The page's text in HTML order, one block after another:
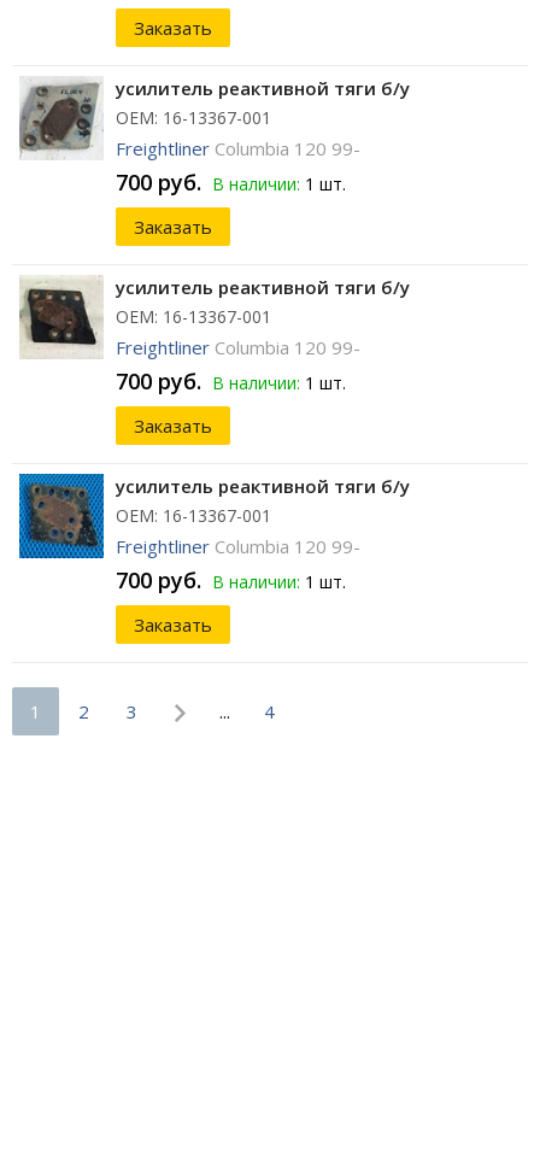
Заказать
усилитель реактивной тяги б/у
ОЕМ: 16-13367-001
Freightliner Columbia 120 99-
700 руб. В наличии: 1 шт.
Заказать
усилитель реактивной тяги б/у
ОЕМ: 16-13367-001
Freightliner Columbia 120 99-
700 руб. В наличии: 1 шт.
Заказать
усилитель реактивной тяги б/у
ОЕМ: 16-13367-001
Freightliner Columbia 120 99-
700 руб. В наличии: 1 шт.
Заказать
1 2 3 ... 4